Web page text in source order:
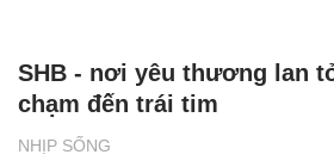
NHỊP SỐNG
SHB - nơi yêu thương lan
chạm đến trái tim